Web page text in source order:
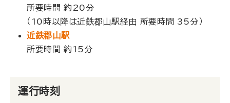
所要時間 約20分
（10時以降は近鉄郡山駅経由 所要時間 35分）
近鉄郡山駅
所要時間 約15分
運行時刻